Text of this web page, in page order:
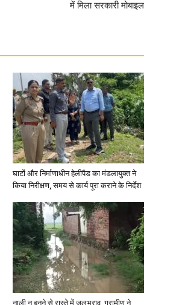
में मिला सरकारी मोबाइल
घाटों और निर्माणाधीन हेलीपैड का मंडलायुक्त ने
किया निरीक्षण, समय से कार्य पूरा कराने के निर्देश
नाली न बनने से रास्ते में जलभराव, ग्रामीण ने